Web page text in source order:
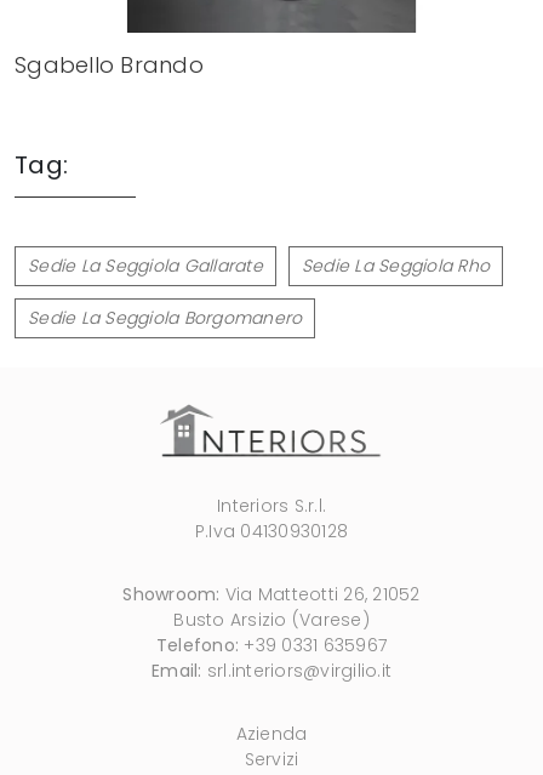
Sgabello Brando
Tag:
Sedie La Seggiola Gallarate Sedie La Seggiola Rho
Sedie La Seggiola Borgomanero
Interiors S.r.l.
P.Iva 04130930128
Showroom: Via Matteotti 26, 21052
Busto Arsizio (Varese)
Telefono: +39 0331 635967
Email: srl.interiors@virgilio.it
Azienda
Servizi